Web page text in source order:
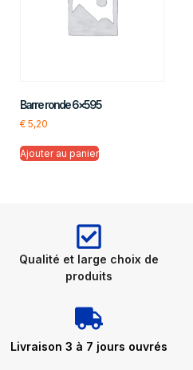
Barre ronde 6×595
€ 5,20
Ajouter au panier
Qualité et large choix de
produits
Livraison 3 à 7 jours ouvrés